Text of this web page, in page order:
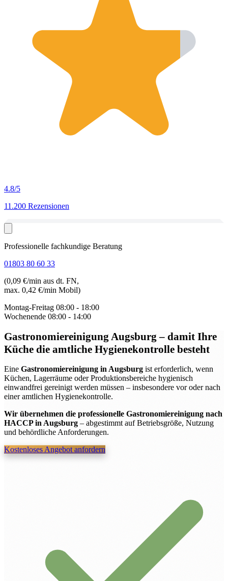
4.8/5
11.200 Rezensionen
Professionelle fachkundige Beratung
01803 80 60 33
(0,09 €/min aus dt. FN,
max. 0,42 €/min Mobil)
Montag-Freitag 08:00 - 18:00
Wochenende 08:00 - 14:00
Gastronomiereinigung Augsburg– damit Ihre
Küche die amtliche Hygienekontrolle besteht
Eine Gastronomiereinigung in Augsburg ist erforderlich, wenn
Küchen, Lagerräume oder Produktionsbereiche hygienisch
einwandfrei gereinigt werden müssen – insbesondere vor oder nach
einer amtlichen Hygienekontrolle.
Wir übernehmen die professionelle Gastronomiereinigung nach
HACCP in Augsburg– abgestimmt auf Betriebsgröße, Nutzung
und behördliche Anforderungen.
Kostenloses Angebot anfordern